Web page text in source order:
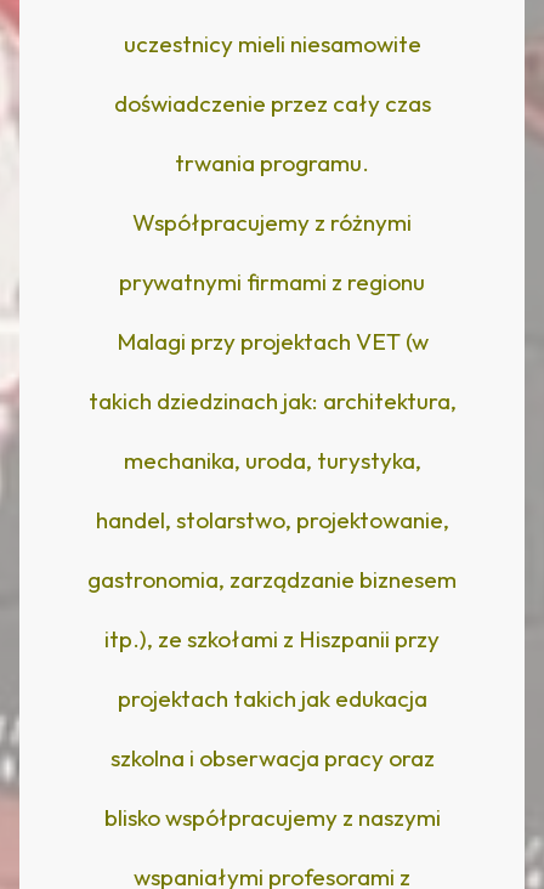
uczestnicy mieli niesamowite
doświadczenie przez cały czas
trwania programu.
Współpracujemy z różnymi
prywatnymi firmami z regionu
Malagi przy projektach VET (w
takich dziedzinach jak: architektura,
mechanika, uroda, turystyka,
handel, stolarstwo, projektowanie,
gastronomia, zarządzanie biznesem
itp.), ze szkołami z Hiszpanii przy
projektach takich jak edukacja
szkolna i obserwacja pracy oraz
blisko współpracujemy z naszymi
wspaniałymi profesorami z